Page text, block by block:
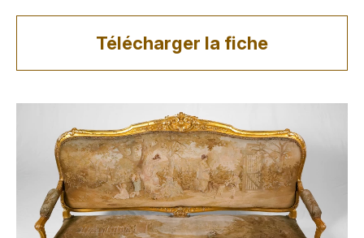
Télécharger la fiche